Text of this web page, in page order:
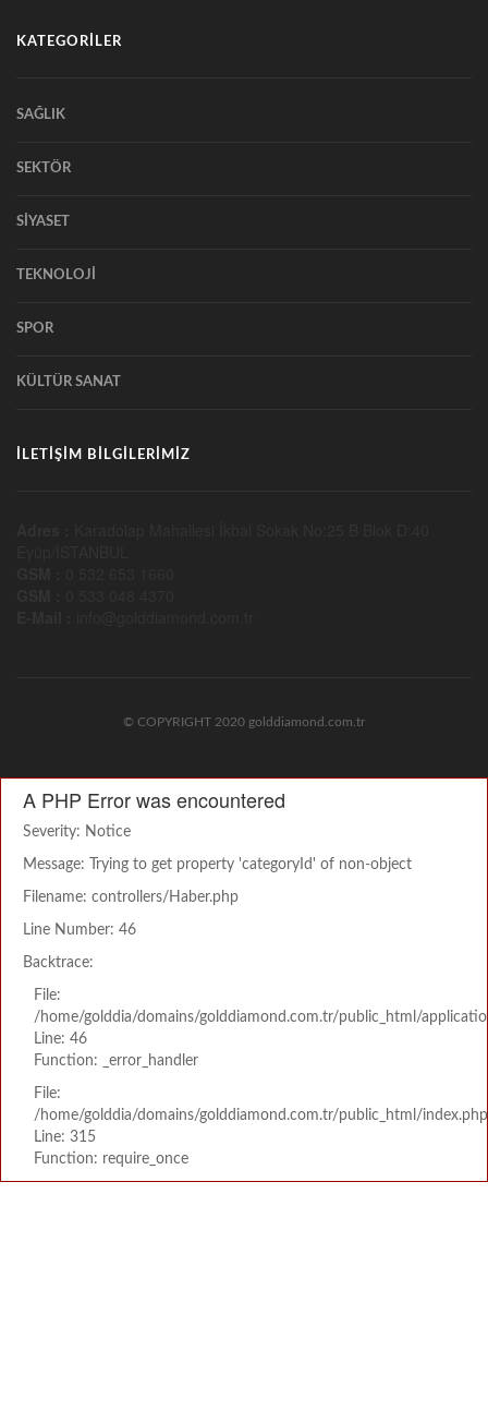
KATEGORİLER
SAĞLIK
SEKTÖR
SİYASET
TEKNOLOJİ
SPOR
KÜLTÜR SANAT
İLETİŞİM BİLGİLERİMİZ
© COPYRIGHT 2020 golddiamond.com.tr
A PHP Error was encountered
Severity: Notice
Message: Trying to get property 'categoryId' of non-object
Filename: controllers/Haber.php
Line Number: 46
Backtrace:
File:
/home/golddia/domains/golddiamond.com.tr/public_html/
Line: 46
Function: _error_handler
File:
/home/golddia/domains/golddiamond.com.tr/public_html/index.php
Line: 315
Function: require_once